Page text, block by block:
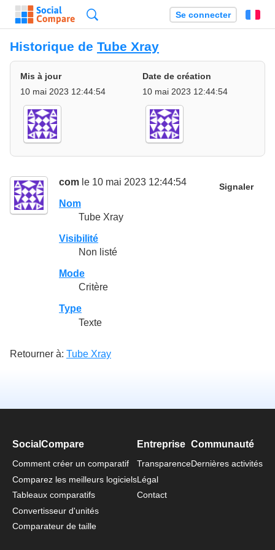
Se connecter
Historique de Tube Xray
Mis à jour
10 mai 2023 12:44:54
Date de création
10 mai 2023 12:44:54
com le 10 mai 2023 12:44:54 Signaler
Nom
Tube Xray
Visibilité
Non listé
Mode
Critère
Type
Texte
Retourner à: Tube Xray
SocialCompare
Comment créer un comparatif
Comparez les meilleurs logiciels
Tableaux comparatifs
Convertisseur d'unités
Comparateur de taille
Entreprise
Transparence
Légal
Contact
Communauté
Dernières activités